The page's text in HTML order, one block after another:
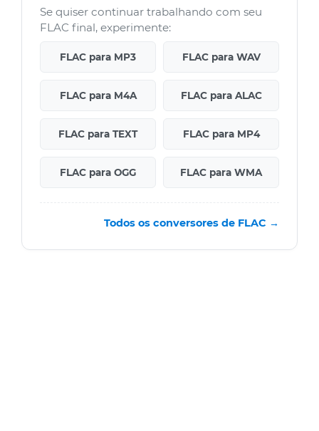
Se quiser continuar trabalhando com seu
FLAC final, experimente:
FLAC para MP3 FLAC para WAV
FLAC para M4A FLAC para ALAC
FLAC para TEXT FLAC para MP4
FLAC para OGG FLAC para WMA
Todos os conversores de FLAC →